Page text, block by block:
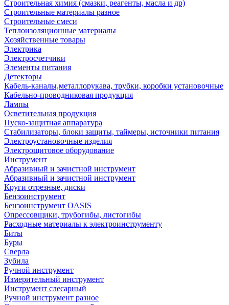
Строительная химия (смазки, реагенты, масла и др)
Строительные материалы разное
Строительные смеси
Теплоизоляционные материалы
Хозяйственные товары
Электрика
Электросчетчики
Элементы питания
Детекторы
Кабель-каналы,металлорукава, трубки, коробки установочные
Кабельно-проводниковая продукция
Лампы
Осветительная продукция
Пуско-защитная аппаратура
Стабилизаторы, блоки защиты, таймеры, источники питания
Электроустановочные изделия
Электрощитовое оборудование
Инструмент
Абразивный и зачистной инструмент
Абразивный и зачистной инструмент
Круги отрезные, диски
Бензоинструмент
Бензоинструмент OASIS
Опрессовщики, трубогибы, листогибы
Расходные материалы к электроинструменту
Биты
Буры
Сверла
Зубила
Ручной инструмент
Измерительный инструмент
Инструмент слесарный
Ручной инструмент разное